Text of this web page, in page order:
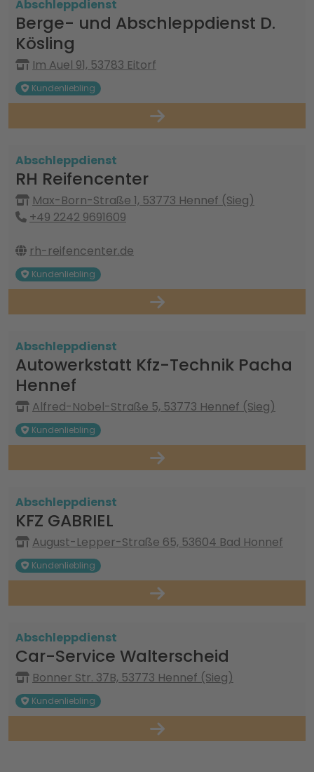
Abschleppdienst
Berge- und Abschleppdienst D.
Kösling
Im Auel 91, 53783 Eitorf
Kundenliebling
Abschleppdienst
RH Reifencenter
Max-Born-Straße 1, 53773 Hennef (Sieg)
+49 2242 9691609
rh-reifencenter.de
Kundenliebling
Abschleppdienst
Autowerkstatt Kfz-Technik Pacha
Hennef
Alfred-Nobel-Straße 5, 53773 Hennef (Sieg)
Kundenliebling
Abschleppdienst
KFZ GABRIEL
August-Lepper-Straße 65, 53604 Bad Honnef
Kundenliebling
Abschleppdienst
Car-Service Walterscheid
Bonner Str. 37B, 53773 Hennef (Sieg)
Kundenliebling